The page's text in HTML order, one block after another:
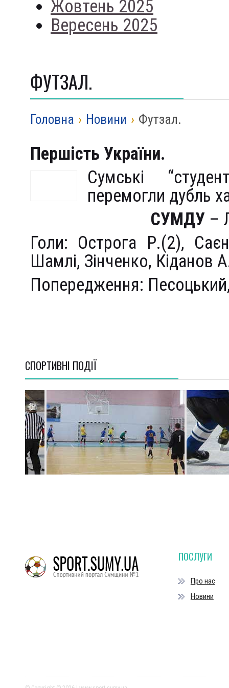
Жовтень 2025
Вересень 2025
ФУТЗАЛ.
Головна › Новини › Футзал.
Першість України.
Сумські
перемогли дубль
СУМДУ –
Голи: Острога Р.(2), Сає
Шамлі, Зінченко, Кіданов А
Попередження: Песоць
СПОРТИВНI ПОДІЇ
ПОСЛУГИ
Про нас
Новини